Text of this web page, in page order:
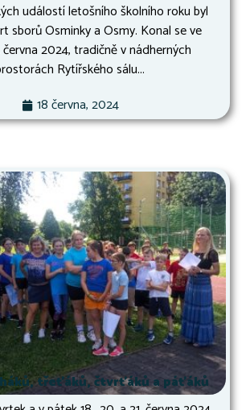
událostí letošního školního roku byl
sborů Osminky a Osmy. Konal se ve
2024, tradičně v nádherných
Rytířského sálu...
18 června, 2024
třeťáků, čtvrťáků a páťáků